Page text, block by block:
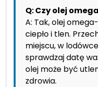
Q: Czy olej
A: Tak, olej
ciepło i tlen.
miejscu, w
sprawdzaj datę
olej może być
zdrowia.